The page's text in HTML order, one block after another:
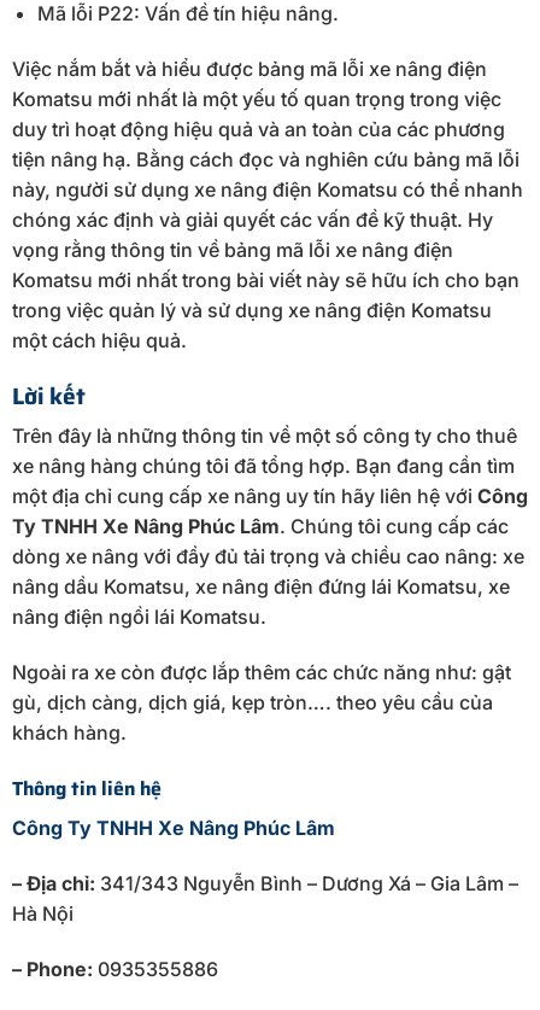
Mã lỗi P22: Vấn đề tín hiệu nâng.
Việc nắm bắt và hiểu được bảng mã lỗi xe nâng điện
Komatsu mới nhất là một yếu tố quan trọng trong việc
duy trì hoạt động hiệu quả và an toàn của các phương
tiện nâng hạ. Bằng cách đọc và nghiên cứu bảng mã lỗi
này, người sử dụng xe nâng điện Komatsu có thể nhanh
chóng xác định và giải quyết các vấn đề kỹ thuật. Hy
vọng rằng thông tin về bảng mã lỗi xe nâng điện
Komatsu mới nhất trong bài viết này sẽ hữu ích cho bạn
trong việc quản lý và sử dụng xe nâng điện Komatsu
một cách hiệu quả.
Lời kết
Trên đây là những thông tin về một số công ty cho thuê
xe nâng hàng chúng tôi đã tổng hợp. Bạn đang cần tìm
một địa chỉ cung cấp xe nâng uy tín hãy liên hệ với Công
Ty TNHH Xe Nâng Phúc Lâm. Chúng tôi cung cấp các
dòng xe nâng với đầy đủ tải trọng và chiều cao nâng: xe
nâng dầu Komatsu, xe nâng điện đứng lái Komatsu, xe
nâng điện ngồi lái Komatsu.
Ngoài ra xe còn được lắp thêm các chức năng như: gật
gù, dịch càng, dịch giá, kẹp tròn…. theo yêu cầu của
khách hàng.
Thông tin liên hệ
Công Ty TNHH Xe Nâng Phúc Lâm
– Địa chỉ: 341/343 Nguyễn Bình – Dương Xá – Gia Lâm –
Hà Nội
– Phone: 0935355886